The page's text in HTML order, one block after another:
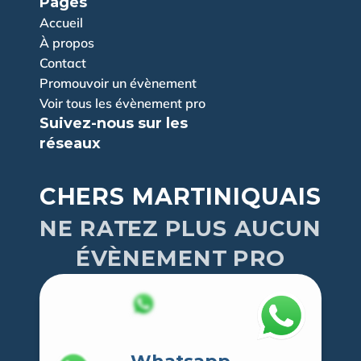
Accueil
À propos
Contact
Promouvoir un évènement
Voir tous les évènement pro
Suivez-nous sur les
réseaux
CHERS MARTINIQUAIS
NE RATEZ PLUS AUCUN
ÉVÈNEMENT PRO